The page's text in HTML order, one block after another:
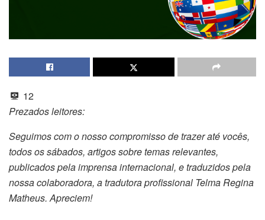
12
Prezados leitores:
Seguimos com o nosso compromisso de trazer até vocês,
todos os sábados, artigos sobre temas relevantes,
publicados pela imprensa internacional, e traduzidos pela
nossa colaboradora, a tradutora profissional Telma Regina
Matheus. Apreciem!